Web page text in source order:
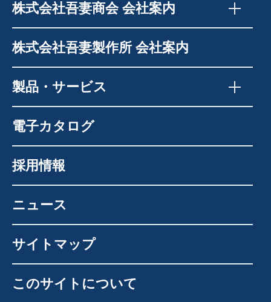
株式会社吾妻商会 会社案内
株式会社吾妻製作所 会社案内
製品・サービス
電子カタログ
採用情報
ニュース
サイトマップ
このサイトについて